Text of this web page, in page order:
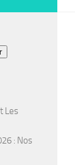
Les
: Nos